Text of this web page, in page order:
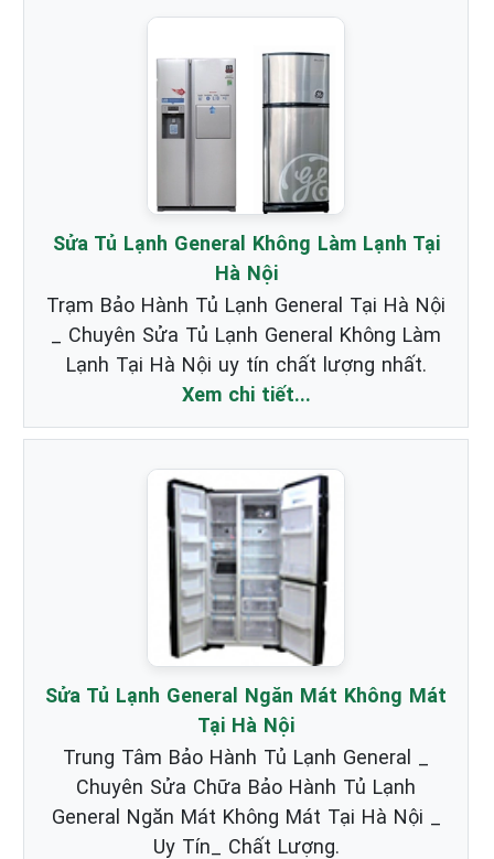
Sửa Tủ Lạnh General Không Làm Lạnh Tại
Hà Nội
Trạm Bảo Hành Tủ Lạnh General Tại Hà Nội
_ Chuyên Sửa Tủ Lạnh General Không Làm
Lạnh Tại Hà Nội uy tín chất lượng nhất.
Xem chi tiết...
Sửa Tủ Lạnh General Ngăn Mát Không Mát
Tại Hà Nội
Trung Tâm Bảo Hành Tủ Lạnh General _
Chuyên Sửa Chữa Bảo Hành Tủ Lạnh
General Ngăn Mát Không Mát Tại Hà Nội _
Uy Tín_ Chất Lượng.